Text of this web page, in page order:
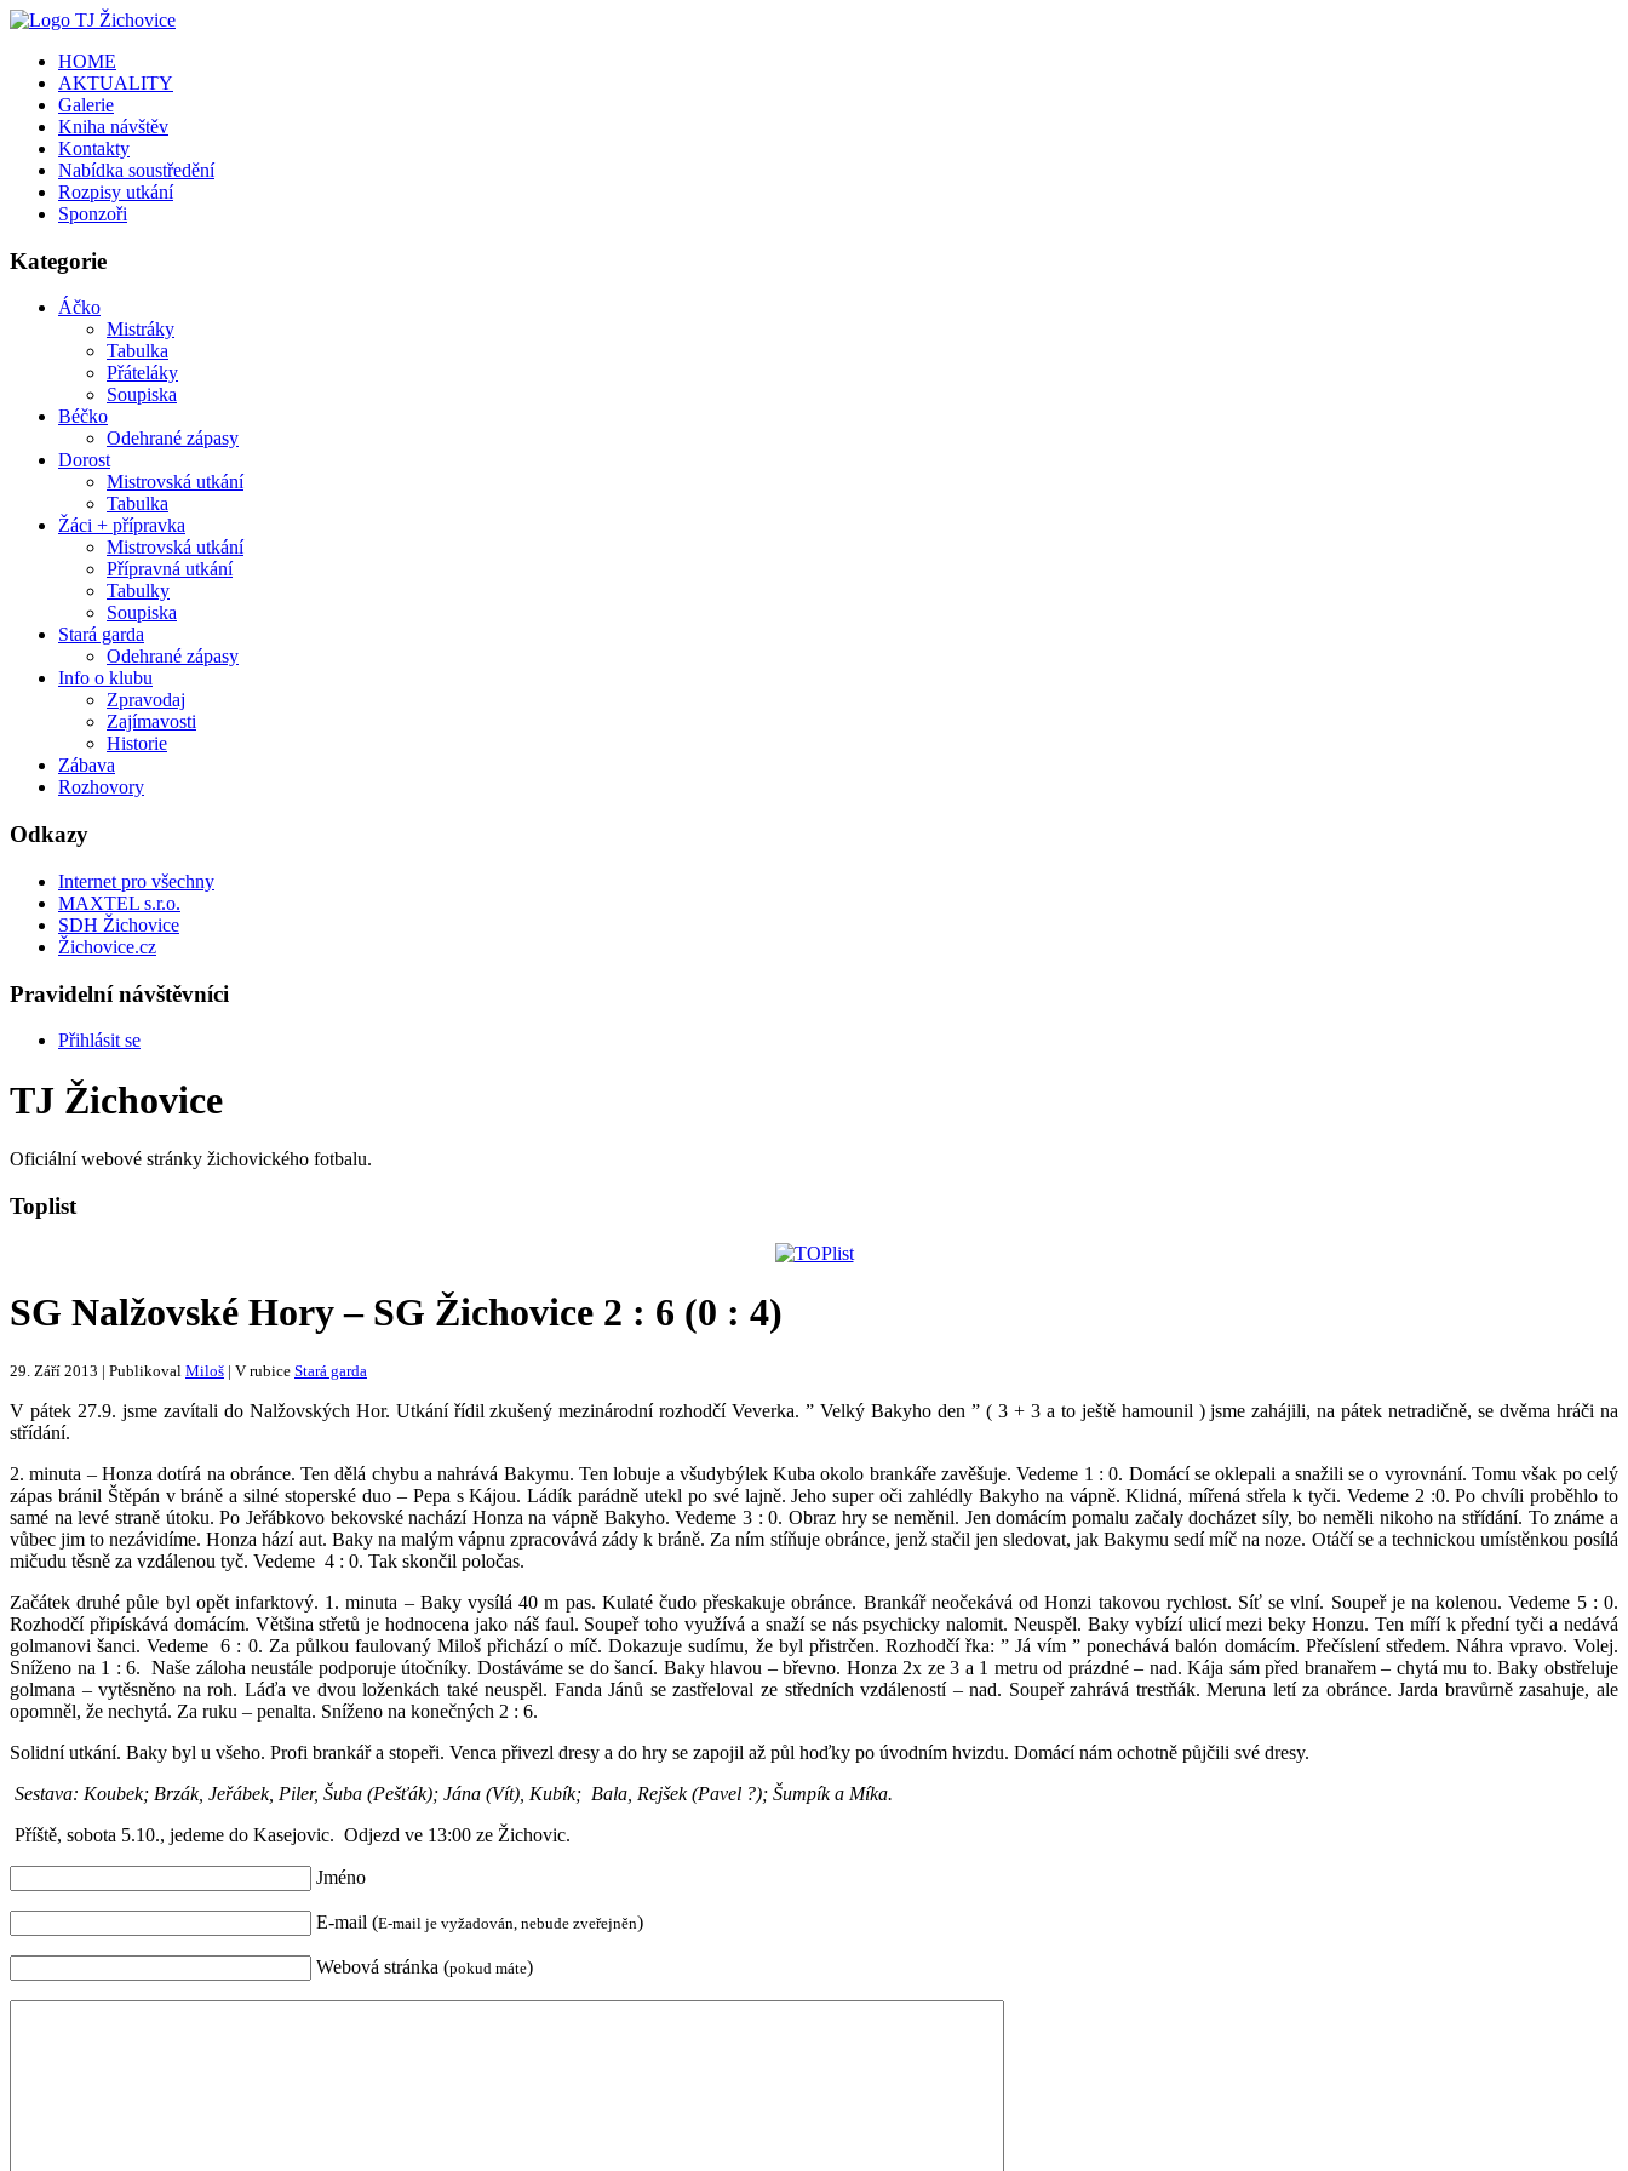
HOME
AKTUALITY
Galerie
Kniha návštěv
Kontakty
Nabídka soustředění
Rozpisy utkání
Sponzoři
Kategorie
Áčko
Mistráky
Tabulka
Přáteláky
Soupiska
Béčko
Odehrané zápasy
Dorost
Mistrovská utkání
Tabulka
Žáci + přípravka
Mistrovská utkání
Přípravná utkání
Tabulky
Soupiska
Stará garda
Odehrané zápasy
Info o klubu
Zpravodaj
Zajímavosti
Historie
Zábava
Rozhovory
Odkazy
Internet pro všechny
MAXTEL s.r.o.
SDH Žichovice
Žichovice.cz
Pravidelní návštěvníci
Přihlásit se
TJ Žichovice
Oficiální webové stránky žichovického fotbalu.
Toplist
SG Nalžovské Hory – SG Žichovice 2 : 6 (0 : 4)
29. Září 2013 | Publikoval Miloš | V rubice Stará garda
V pátek 27.9. jsme zavítali do Nalžovských Hor. Utkání řídil zkušený mezinárodní rozhodčí Veverka. ” Velký Bakyho den ” ( 3 + 3 a to ještě hamounil ) jsme zahájili, na pátek netradičně, se dvěma hráči na
střídání.
2. minuta – Honza dotírá na obránce. Ten dělá chybu a nahrává Bakymu. Ten lobuje a všudybýlek Kuba okolo brankáře zavěšuje. Vedeme 1 : 0. Domácí se oklepali a snažili se o vyrovnání. Tomu však po celý
zápas bránil Štěpán v bráně a silné stoperské duo – Pepa s Kájou. Ládík parádně utekl po své lajně. Jeho super oči zahlédly Bakyho na vápně. Klidná, mířená střela k tyči. Vedeme 2 :0. Po chvíli proběhlo to
samé na levé straně útoku. Po Jeřábkovo bekovské nachází Honza na vápně Bakyho. Vedeme 3 : 0. Obraz hry se neměnil. Jen domácím pomalu začaly docházet síly, bo neměli nikoho na střídání. To známe a
vůbec jim to nezávidíme. Honza hází aut. Baky na malým vápnu zpracovává zády k bráně. Za ním stíňuje obránce, jenž stačil jen sledovat, jak Bakymu sedí míč na noze. Otáčí se a technickou umístěnkou posílá
mičudu těsně za vzdálenou tyč. Vedeme 4 : 0. Tak skončil poločas.
Začátek druhé půle byl opět infarktový. 1. minuta – Baky vysílá 40 m pas. Kulaté čudo přeskakuje obránce. Brankář neočekává od Honzi takovou rychlost. Síť se vlní. Soupeř je na kolenou. Vedeme 5 : 0.
Rozhodčí připískává domácím. Většina střetů je hodnocena jako náš faul. Soupeř toho využívá a snaží se nás psychicky nalomit. Neuspěl. Baky vybízí ulicí mezi beky Honzu. Ten míří k přední tyči a nedává
golmanovi šanci. Vedeme 6 : 0. Za půlkou faulovaný Miloš přichází o míč. Dokazuje sudímu, že byl přistrčen. Rozhodčí řka: ” Já vím ” ponechává balón domácím. Přečíslení středem. Náhra vpravo. Volej.
Sníženo na 1 : 6. Naše záloha neustále podporuje útočníky. Dostáváme se do šancí. Baky hlavou – břevno. Honza 2x ze 3 a 1 metru od prázdné – nad. Kája sám před branařem – chytá mu to. Baky obstřeluje
golmana – vytěsněno na roh. Láďa ve dvou loženkách také neuspěl. Fanda Jánů se zastřeloval ze středních vzdáleností – nad. Soupeř zahrává trestňák. Meruna letí za obránce. Jarda bravůrně zasahuje, ale
opomněl, že nechytá. Za ruku – penalta. Sníženo na konečných 2 : 6.
Solidní utkání. Baky byl u všeho. Profi brankář a stopeři. Venca přivezl dresy a do hry se zapojil až půl hoďky po úvodním hvizdu. Domácí nám ochotně půjčili své dresy.
Sestava: Koubek; Brzák, Jeřábek, Piler, Šuba (Pešťák); Jána (Vít), Kubík; Bala, Rejšek (Pavel ?); Šumpík a Míka.
Příště, sobota 5.10., jedeme do Kasejovic. Odjezd ve 13:00 ze Žichovic.
Jméno
E-mail (E-mail je vyžadován, nebude zveřejněn)
Webová stránka (pokud máte)